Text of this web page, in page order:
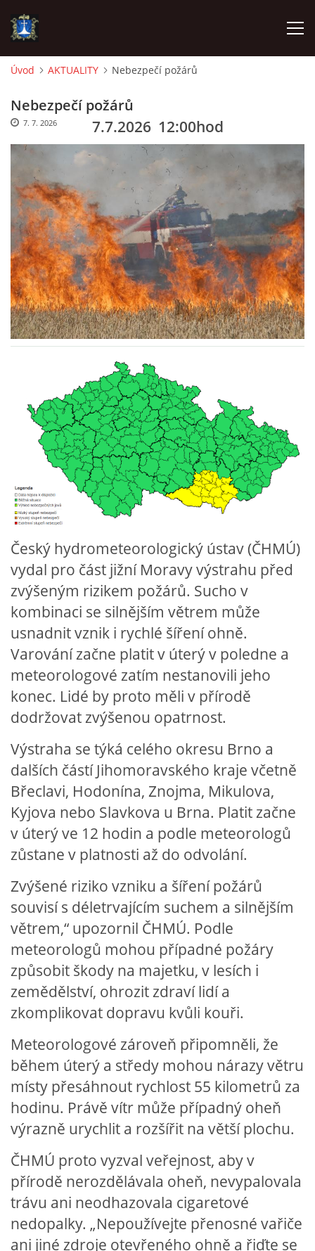
AKTUALITY
VÝJEZDY
INFORMACE JEDNOTKY »
TECHNIKA
OZNAČENÍ HASIČSKÉ TECHNIKY
HYDRANTY
MLADÍ HASIČI
PRO ČLENY (ZAMČENO)
KONTAKT
SDH Prace
PRACE
Vinohrádky 373
737361186 , 732851414
cenekji@seznam.cz
© 2026 eStránky.cz | RSS|Tisk|Nahoru ↑
Úvod AKTUALITY Nebezpečí požárů
Nebezpečí požárů
7.7.2026 12:00hod
7. 7. 2026
Český hydrometeorologický ústav (ČHMÚ)
vydal pro část jižní Moravy výstrahu před
zvýšeným rizikem požárů. Sucho v
kombinaci se silnějším větrem může
usnadnit vznik i rychlé šíření ohně.
Varování začne platit v úterý v poledne a
meteorologové zatím nestanovili jeho
konec. Lidé by proto měli v přírodě
dodržovat zvýšenou opatrnost.
Výstraha se týká celého okresu Brno a
dalších částí Jihomoravského kraje včetně
Břeclavi, Hodonína, Znojma, Mikulova,
Kyjova nebo Slavkova u Brna. Platit začne
v úterý ve 12 hodin a podle meteorologů
zůstane v platnosti až do odvolání.
Zvýšené riziko vzniku a šíření požárů
souvisí s déletrvajícím suchem a silnějším
větrem,“ upozornil ČHMÚ. Podle
meteorologů mohou případné požáry
způsobit škody na majetku, v lesích i
zemědělství, ohrozit zdraví lidí a
zkomplikovat dopravu kvůli kouři.
​Meteorologové zároveň připomněli, že
během úterý a středy mohou nárazy větru
místy přesáhnout rychlost 55 kilometrů za
hodinu. Právě vítr může případný oheň
výrazně urychlit a rozšířit na větší plochu.
ČHMÚ proto vyzval veřejnost, aby v
přírodě nerozdělávala oheň, nevypalovala
trávu ani neodhazovala cigaretové
nedopalky. „Nepoužívejte přenosné vařiče
ani jiné zdroje otevřeného ohně a řiďte se